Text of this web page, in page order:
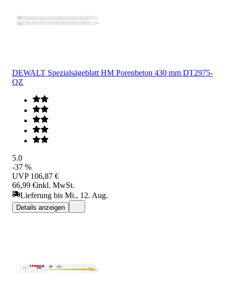
DEWALT Spezialsägeblatt HM Porenbeton 430 mm DT2975-
QZ
5.0
-37 %
UVP 106,87 €
66,99 €inkl. MwSt.
Lieferung bis Mi., 12. Aug.
Details anzeigen